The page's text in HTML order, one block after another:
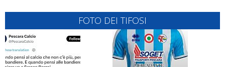
FOTO DEI TIFOSI